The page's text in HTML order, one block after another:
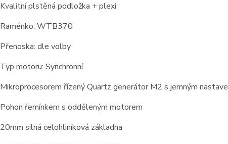
Kvalitní plstěná podložka + plexi
Raménko: WTB370
Přenoska: dle volby
Typ motoru: Synchronní
Mikroprocesorem řízený Quartz generátor M2 s jemným
Pohon řemínkem s odděleným motorem
20mm silná celohliníková základna